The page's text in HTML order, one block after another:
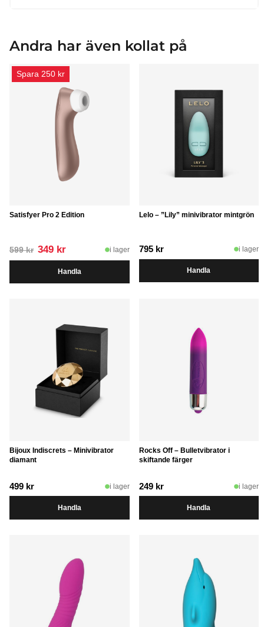
Andra har även kollat på
Satisfyer Pro 2 Edition
599kr Det
ursprungliga
priset
var:
349 krDet
nuvarande
priset
är:
i lager
Handla
Spara 250 kr
Lelo – ”Lily” minivibrator mintgrön
795 kr i lager
Handla
Bijoux Indiscrets – Minivibrator
diamant
499 kr i lager
Handla
Rocks Off – Bulletvibrator i
skiftande färger
249 kr i lager
Handla